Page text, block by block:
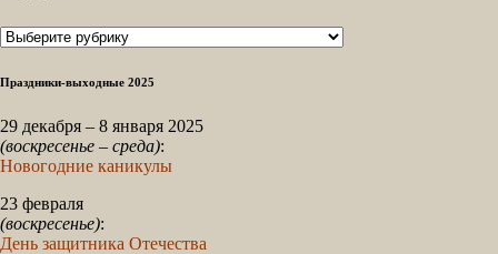
Все
Праздники-выходные 2025
29 декабря – 8 января 2025
(воскресенье – среда):
Новогодние каникулы
23 февраля
(воскресенье):
День защитника Отечества